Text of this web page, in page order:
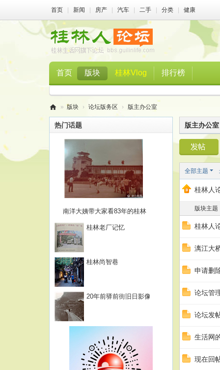
首页 新闻 房产 汽车 二手 分类 健康
首页 版块 桂林Vlog 排行榜
桂
林
» 版块 › 论坛版务区 › 版主办公室
热门话题
南洋大姨带大家看83年的桂林
桂林老厂记忆
桂林尚智巷
20年前驿前街旧日影像
版主办公室
全部主题
桂林人
版块主题
桂林人
漓江大
申请删
论坛管
论坛发
生活网
现在回